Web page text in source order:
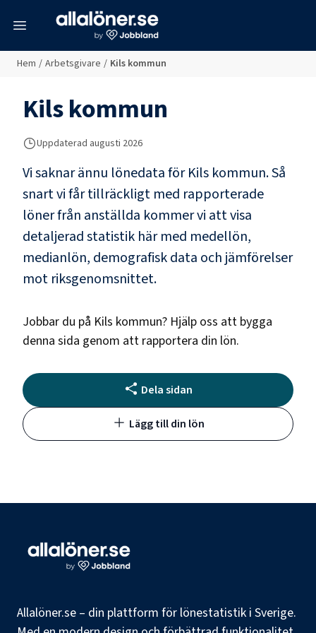
Hem / Arbetsgivare / Kils kommun
Kils kommun
Uppdaterad augusti 2026
Vi saknar ännu lönedata förKils kommun. Så
snart vi får tillräckligt med rapporterade
löner från anställda kommer vi att visa
detaljerad statistik här med medellön,
medianlön, demografisk data och jämförelser
mot riksgenomsnittet.
Jobbar du på Kils kommun? Hjälp oss att bygga
denna sida genom att rapportera din lön.
Dela sidan
Lägg till din lön
Allalöner.se – din plattform för lönestatistik i Sverige.